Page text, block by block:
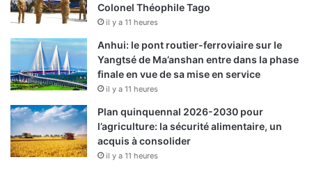
Colonel Théophile Tago
il y a 11 heures
Anhui: le pont routier-ferroviaire sur le
Yangtsé de Ma’anshan entre dans la phase
finale en vue de sa mise en service
il y a 11 heures
Plan quinquennal 2026-2030 pour
l’agriculture: la sécurité alimentaire, un
acquis à consolider
il y a 11 heures